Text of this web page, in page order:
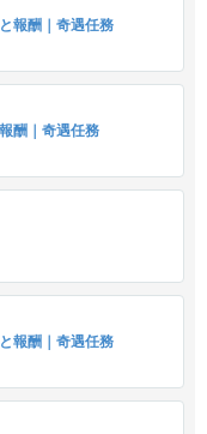
報酬｜奇遇任務
酬｜奇遇任務
報酬｜奇遇任務